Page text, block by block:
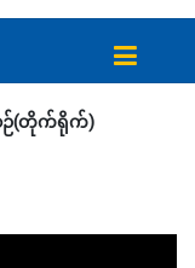
စဉ်(တိုက်ရိုက်)